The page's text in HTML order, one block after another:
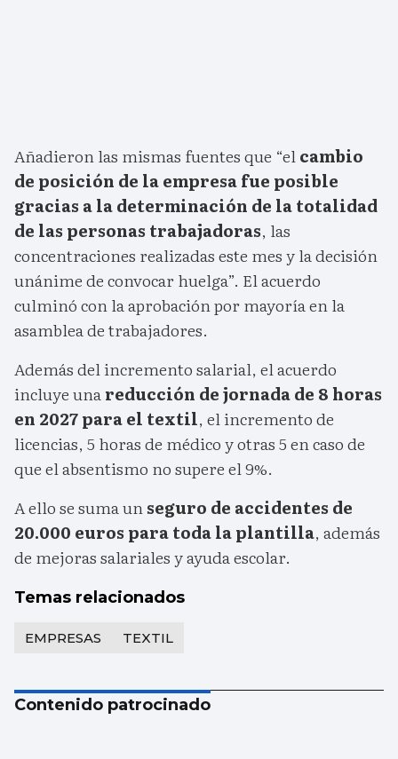
Añadieron las mismas fuentes que “elcambio
de posición de la empresa fue posible
gracias a la determinación de la totalidad
de las personas trabajadoras, las
concentraciones realizadas este mes y la decisión
unánime de convocar huelga”. El acuerdo
culminó con la aprobación por mayoría en la
asamblea de trabajadores.
Además del incremento salarial, el acuerdo
incluye unareducción de jornada de 8 horas
en 2027 para el textil, el incremento de
licencias, 5 horas de médico y otras 5 en caso de
que el absentismo no supere el 9%.
A ello se suma unseguro de accidentes de
20.000 euros para toda la plantilla, además
de mejoras salariales y ayuda escolar.
Temas relacionados
EMPRESAS TEXTIL
Contenido patrocinado